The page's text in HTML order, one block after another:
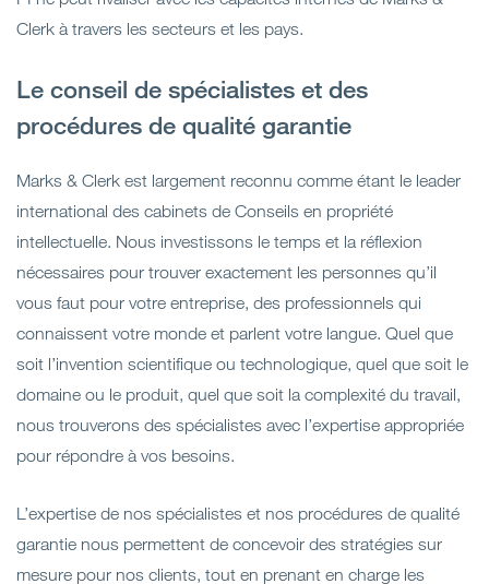
Clerk à travers les secteurs et les pays.
Le conseil de spécialistes et des
procédures de qualité garantie
Marks & Clerk est largement reconnu comme étant le leader
international des cabinets de Conseils en propriété
intellectuelle. Nous investissons le temps et la réflexion
nécessaires pour trouver exactement les personnes qu’il
vous faut pour votre entreprise, des professionnels qui
connaissent votre monde et parlent votre langue. Quel que
soit l’invention scientifique ou technologique, quel que soit le
domaine ou le produit, quel que soit la complexité du travail,
nous trouverons des spécialistes avec l’expertise appropriée
pour répondre à vos besoins.
L’expertise de nos spécialistes et nos procédures de qualité
garantie nous permettent de concevoir des stratégies sur
mesure pour nos clients, tout en prenant en charge les